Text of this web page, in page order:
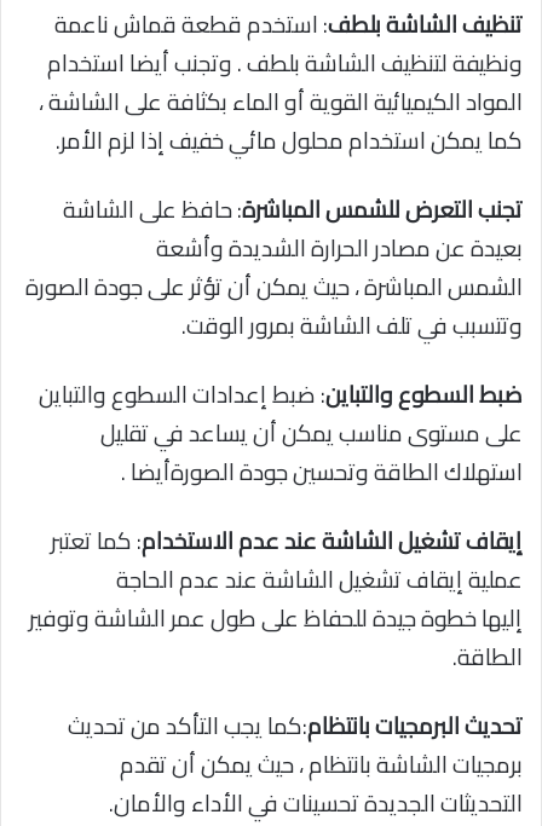
تنظيف الشاشة بلطف: استخدم قطعة قماش ناعمة
ونظيفة لتنظيف الشاشة بلطف . وتجنب أيضا استخدام
المواد الكيميائية القوية أو الماء بكثافة على الشاشة ،
كما يمكن استخدام محلول مائي خفيف إذا لزم الأمر.
تجنب التعرض للشمس المباشرة: حافظ على الشاشة
بعيدة عن مصادر الحرارة الشديدة وأشعة
الشمس المباشرة ، حيث يمكن أن تؤثر على جودة الصورة
وتتسبب في تلف الشاشة بمرور الوقت.
ضبط السطوع والتباين: ضبط إعدادات السطوع والتباين
على مستوى مناسب يمكن أن يساعد في تقليل
استهلاك الطاقة وتحسين جودة الصورةأيضا .
إيقاف تشغيل الشاشة عند عدم الاستخدام: كما تعتبر
عملية إيقاف تشغيل الشاشة عند عدم الحاجة
إليها خطوة جيدة للحفاظ على طول عمر الشاشة وتوفير
الطاقة.
تحديث البرمجيات بانتظام:كما يجب التأكد من تحديث
برمجيات الشاشة بانتظام ، حيث يمكن أن تقدم
التحديثات الجديدة تحسينات في الأداء والأمان.